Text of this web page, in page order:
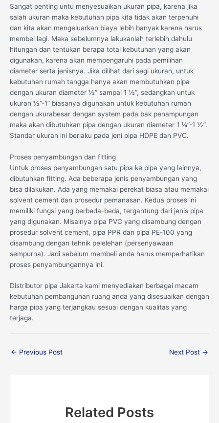
Sangat penting untu menyesuaikan ukuran pipa, karena jika
salah ukuran maka kebutuhan pipa kita tidak akan terpenuhi
dan kita akan mengeluarkan biaya lebih banyak karena harus
membel lagi. Maka sebelumnya lakukanlah terlebih dahulu
hitungan dan tentukan berapa total kebutuhan yang akan
digunakan, karena akan mempengaruhi pada pemilihan
diameter serta jenisnya. Jika dilihat dari segi ukuran, untuk
kebutuhan rumah tangga hanya akan membutuhkan pipa
dengan ukuran diameter ½” sampai 1 ½”, sedangkan untuk
ukuran ½”-1” biasanya digunakan untuk kebutuhan rumah
dengan ukurabesar dengan system pada bak penampungan
maka akan dibutuhkan pipa dengan ukuran diameter 1 ¼”-1 ½”.
Standar ukuran ini berlaku pada jeni pipa HDPE dan PVC.
Proses penyambungan dan fitting
Untuk proses penyambungan satu pipa ke pipa yang lainnya,
dibutuhkan fitting. Ada beberapa jenis penyambungan yang
bisa dilakukan. Ada yang memakai perekat biasa atau memakai
solvent cement dan prosedur pemanasan. Kedua proses ini
memiliki fungsi yang berbeda-beda, tergantung dari jenis pipa
yang digunakan. Misalnya pipa PVC yang disambung dengan
prosedur solvent cement, pipa PPR dan pipa PE-100 yang
disambung dengan tehnik pelelehan (persenyawaan
sempurna). Jadi sebelum membeli anda harus memperhatikan
proses penyambungannya ini.
Distributor pipa Jakarta kami menyediakan berbagai macam
kebutuhan pembangunan ruang anda yang disesuaikan dengan
harga pipa yang terjangkau sesuai dengan kualitas yang
terjaga.
← Previous Post Next Post →
Related Posts